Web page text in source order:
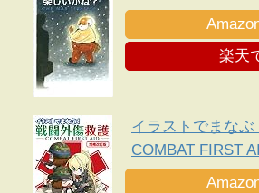
楽天
イラストでまな
COMBAT FIRST